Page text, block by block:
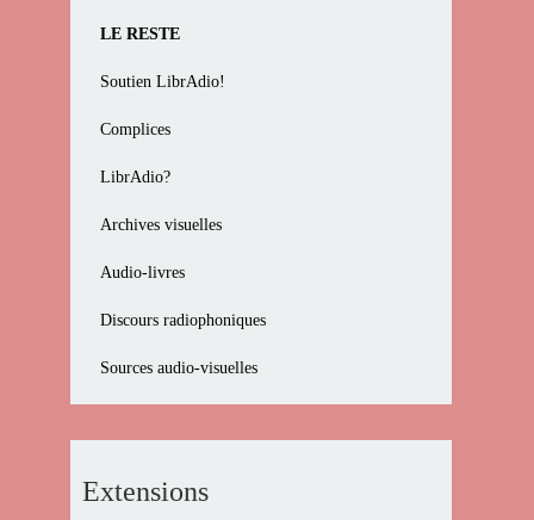
LE RESTE
Soutien LibrAdio!
Complices
LibrAdio?
Archives visuelles
Audio-livres
Discours radiophoniques
Sources audio-visuelles
Extensions